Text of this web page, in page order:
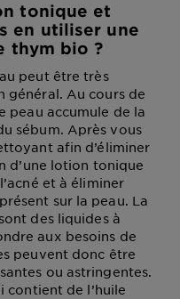
tonique et
en utiliser une
thym bio ?
peut être très
général. Au cours de
peau accumule de la
sébum. Après vous
afin d’éliminer
d’une lotion tonique
et à éliminer
sur la peau. La
des liquides à
aux besoins de
peuvent donc être
ou astringentes.
contient de l’huile